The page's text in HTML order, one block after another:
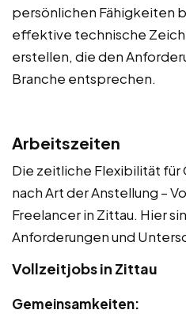
persönlichen Fähigkeiten
effektive technische
erstellen, die den
Branche entsprechen.
Arbeitszeiten
Die zeitliche Flexibilität für
nach Art der Anstellung –
Freelancer in Zittau. Hier
Anforderungen und
Vollzeitjobs in Zittau
Gemeinsamkeiten: